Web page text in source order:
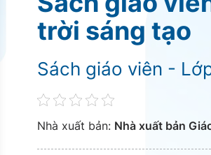
trời sáng tạo
Sách giáo viên -
Nhà xuất bản: Nhà xuất bản